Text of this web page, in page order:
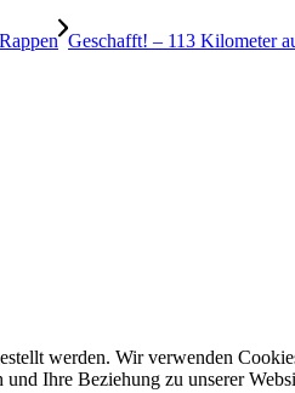
Geschafft! – 113 Kilometer
werden. Wir verwenden
Ihre Beziehung zu unserer